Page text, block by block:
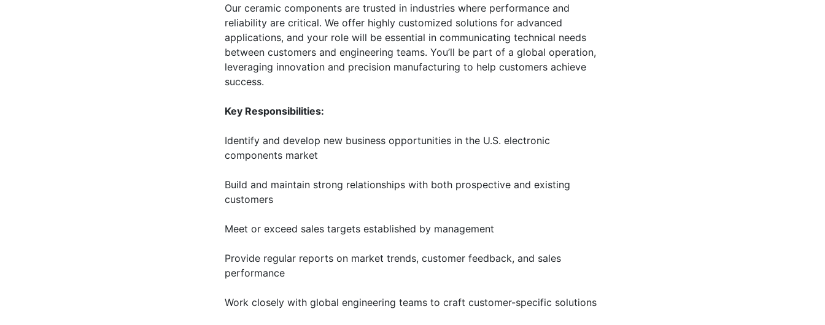
Our ceramic components are trusted in industries where performance and
reliability are critical. We offer highly customized solutions for advanced
applications, and your role will be essential in communicating technical needs
between customers and engineering teams. You’ll be part of a global operation,
leveraging innovation and precision manufacturing to help customers achieve
success.
Key Responsibilities:
Identify and develop new business opportunities in the U.S. electronic
components market
Build and maintain strong relationships with both prospective and existing
customers
Meet or exceed sales targets established by management
Provide regular reports on market trends, customer feedback, and sales
performance
Work closely with global engineering teams to craft customer-specific solutions